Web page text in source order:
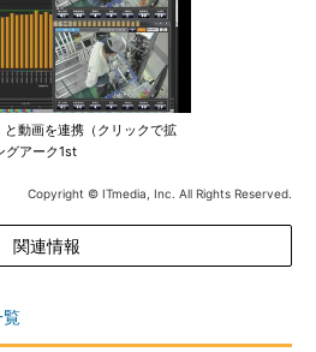
と動画を連携（クリックで拡
グアーク1st
Copyright © ITmedia, Inc. All Rights Reserved.
関連情報
覧